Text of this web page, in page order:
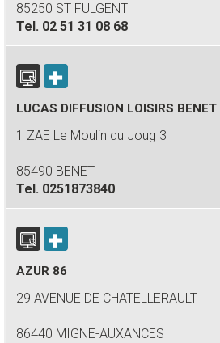
85250 ST FULGENT
Tel. 02 51 31 08 68
LUCAS DIFFUSION LOISIRS BENET
1 ZAE Le Moulin du Joug 3
85490 BENET
Tel. 0251873840
AZUR 86
29 AVENUE DE CHATELLERAULT
86440 MIGNE-AUXANCES